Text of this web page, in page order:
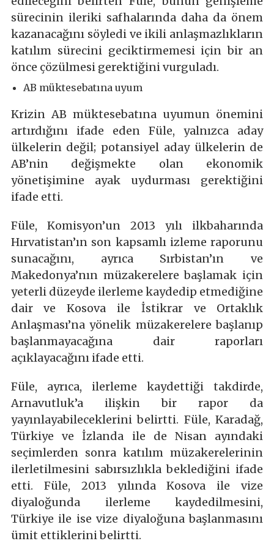
sürecinin ileriki safhalarında daha da önem
kazanacağını söyledi ve ikili anlaşmazlıkların
katılım sürecini geciktirmemesi için bir an
önce çözülmesi gerektiğini vurguladı.
AB müktesebatına uyum
Krizin AB müktesebatına uyumun önemini
artırdığını ifade eden Füle, yalnızca aday
ülkelerin değil; potansiyel aday ülkelerin de
AB’nin değişmekte olan ekonomik
yönetişimine ayak uydurması gerektiğini
ifade etti.
Füle, Komisyon’un 2013 yılı ilkbaharında
Hırvatistan’ın son kapsamlı izleme raporunu
sunacağını, ayrıca Sırbistan’ın ve
Makedonya’nın müzakerelere başlamak için
yeterli düzeyde ilerleme kaydedip etmediğine
dair ve Kosova ile İstikrar ve Ortaklık
Anlaşması’na yönelik müzakerelere başlanıp
başlanmayacağına dair raporları
açıklayacağını ifade etti.
Füle, ayrıca, ilerleme kaydettiği takdirde,
Arnavutluk’a ilişkin bir rapor da
yayınlayabileceklerini belirtti. Füle, Karadağ,
Türkiye ve İzlanda ile de Nisan ayındaki
seçimlerden sonra katılım müzakerelerinin
ilerletilmesini sabırsızlıkla beklediğini ifade
etti. Füle, 2013 yılında Kosova ile vize
diyaloğunda ilerleme kaydedilmesini,
Türkiye ile ise vize diyaloğuna başlanmasını
ümit ettiklerini belirtti.